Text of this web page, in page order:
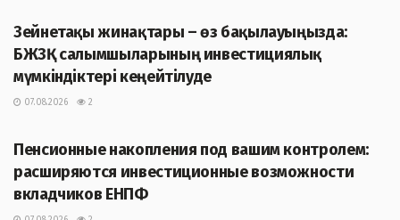
Зейнетақы жинақтары – өз бақылауыңызда:
БЖЗҚ салымшыларының инвестициялық
мүмкіндіктері кеңейтілуде
07.08.2026
2
Пенсионные накопления под вашим контролем:
расширяются инвестиционные возможности
вкладчиков ЕНПФ